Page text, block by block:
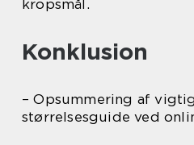
kropsmål.
Konklusion
– Opsummering af
størrelsesguide ved